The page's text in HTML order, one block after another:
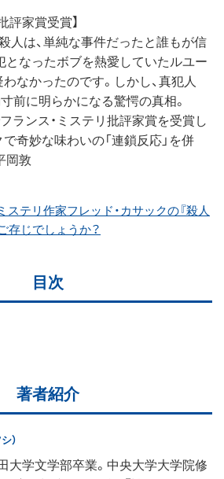
評家賞受賞】
人は、単純な事件だったと誰もが信
となったボブを熱愛していたルユー
なかったのです。しかし、真犯人
前に明らかになる驚愕の真相。
ランス・ミステリ批評家賞を受賞し
奇妙な味わいの「連鎖反応」を併
岡敦
ステリ作家フレッド・カサックの『殺人
存じでしょうか？
目次
著者紹介
）
大学文学部卒業。中央大学大学院修